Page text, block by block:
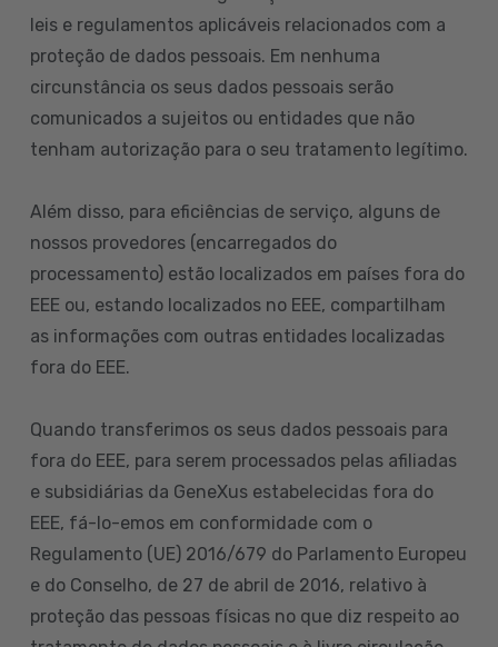
leis e regulamentos aplicáveis relacionados com a
proteção de dados pessoais. Em nenhuma
circunstância os seus dados pessoais serão
comunicados a sujeitos ou entidades que não
tenham autorização para o seu tratamento legítimo.
Além disso, para eficiências de serviço, alguns de
nossos provedores (encarregados do
processamento) estão localizados em países fora do
EEE ou, estando localizados no EEE, compartilham
as informações com outras entidades localizadas
fora do EEE.
Quando transferimos os seus dados pessoais para
fora do EEE, para serem processados pelas afiliadas
e subsidiárias da GeneXus estabelecidas fora do
EEE, fá-lo-emos em conformidade com o
Regulamento (UE) 2016/679 do Parlamento Europeu
e do Conselho, de 27 de abril de 2016, relativo à
proteção das pessoas físicas no que diz respeito ao